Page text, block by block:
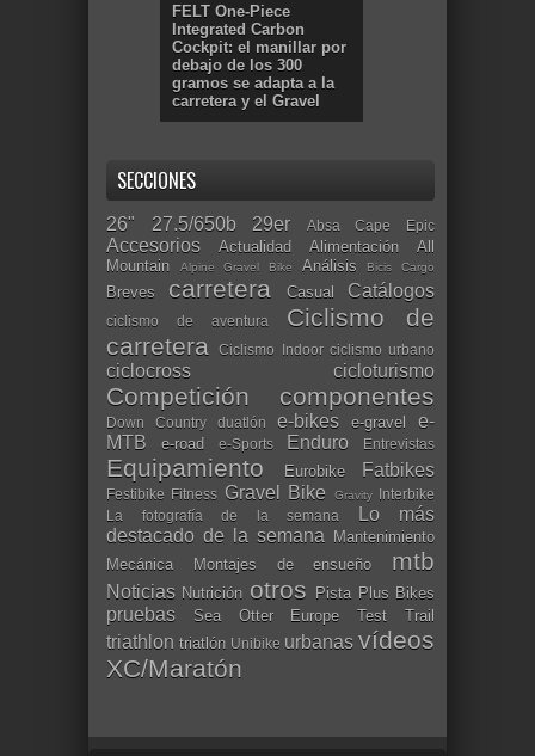
FELT One-Piece
Integrated Carbon
Cockpit: el manillar por
debajo de los 300
gramos se adapta a la
carretera y el Gravel
SECCIONES
26" 27.5/650b 29er Absa Cape Epic
Accesorios Actualidad Alimentación
All
Mountain
Alpine Gravel Bike Análisis Bicis Cargo
Breves carretera Casual Catálogos
ciclismo de aventura
Ciclismo de
carretera
Ciclismo Indoor ciclismo urbano
ciclocross cicloturismo
Competición componentes
Down Country duatlón e-bikes e-gravel
e-
MTB
e-road e-Sports Enduro Entrevistas
Equipamiento Eurobike Fatbikes
Festibike Fitness Gravel Bike Gravity Interbike
La fotografía de la semana
Lo más
destacado de la semana Mantenimiento
Mecánica
Montajes de ensueño mtb
Noticias Nutrición otros Pista Plus Bikes
pruebas Sea Otter Europe Test Trail
triathlon triatlón Unibike urbanas vídeos
XC/Maratón